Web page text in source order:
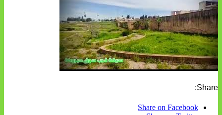
Share:
Share on Facebook